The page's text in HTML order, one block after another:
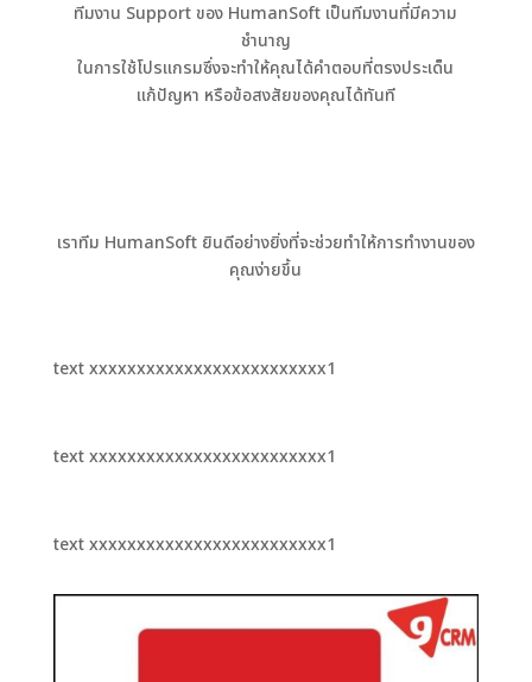
ทีมงาน Support ของ HumanSoft เป็นทีมงานที่มีความ
ชำนาญ
ในการใช้โปรแกรมซึ่งจะทำให้คุณได้คำตอบที่ตรงประเด็น
แก้ปัญหา หรือข้อสงสัยของคุณได้ทันที
เราทีม HumanSoft ยินดีอย่างยิ่งที่จะช่วยทำให้การทำงานของ
คุณง่ายขึ้น
text xxxxxxxxxxxxxxxxxxxxxxxxx1
text xxxxxxxxxxxxxxxxxxxxxxxxx1
text xxxxxxxxxxxxxxxxxxxxxxxxx1